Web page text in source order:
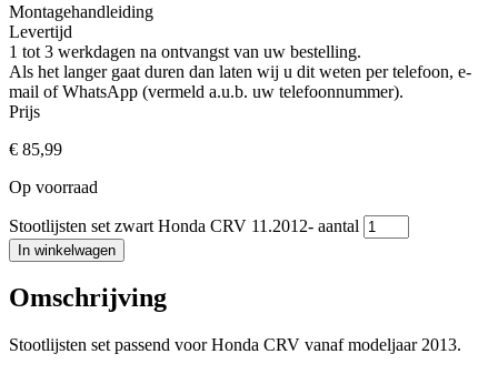
Montagehandleiding
Levertijd
1 tot 3 werkdagen na ontvangst van uw bestelling.
Als het langer gaat duren dan laten wij u dit weten per telefoon, e-
mail of WhatsApp (vermeld a.u.b. uw telefoonnummer).
Prijs
€ 85,99
Op voorraad
Stootlijsten set zwart Honda CRV 11.2012- aantal
In winkelwagen
Omschrijving
Stootlijsten set passend voor Honda CRV vanaf modeljaar 2013.